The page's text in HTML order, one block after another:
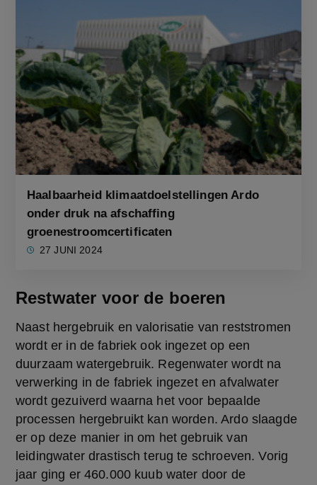
Haalbaarheid klimaatdoelstellingen Ardo
onder druk na afschaffing
groenestroomcertificaten
27 JUNI 2024
Restwater voor de boeren
Naast hergebruik en valorisatie van reststromen
wordt er in de fabriek ook ingezet op een
duurzaam watergebruik. Regenwater wordt na
verwerking in de fabriek ingezet en afvalwater
wordt gezuiverd waarna het voor bepaalde
processen hergebruikt kan worden. Ardo slaagde
er op deze manier in om het gebruik van
leidingwater drastisch terug te schroeven. Vorig
jaar ging er 460.000 kuub water door de